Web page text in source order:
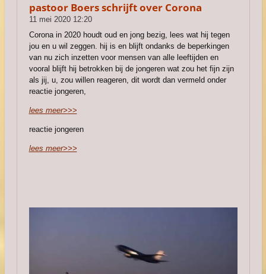
pastoor Boers schrijft over Corona
11 mei 2020 12:20
Corona in 2020 houdt oud en jong bezig, lees wat hij tegen
jou en u wil zeggen. hij is en blijft ondanks de beperkingen
van nu zich inzetten voor mensen van alle leeftijden en
vooral blijft hij betrokken bij de jongeren wat zou het fijn zijn
als jij, u, zou willen reageren, dit wordt dan vermeld onder
reactie jongeren,
lees meer>>>
reactie jongeren
lees meer>>>